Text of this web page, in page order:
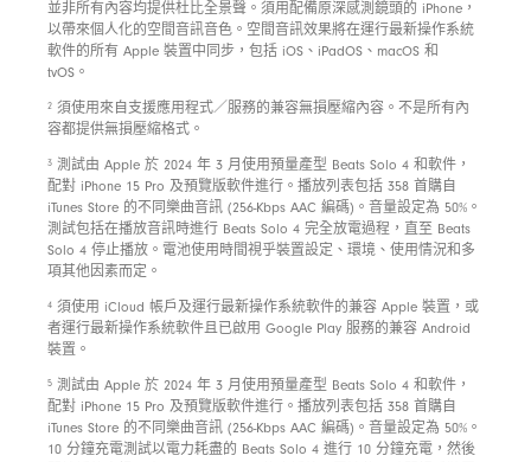
並非所有內容均提供杜比全景聲。須用配備原深感測鏡頭的 iPhone，
以帶來個人化的空間音訊音色。空間音訊效果將在運行最新操作系統
軟件的所有 Apple 裝置中同步，包括 iOS、iPadOS、macOS 和
tvOS。
2 須使用來自支援應用程式／服務的兼容無損壓縮內容。不是所有內
容都提供無損壓縮格式。
3 測試由 Apple 於 2024 年 3 月使用預量產型 Beats Solo 4 和軟件，
配對 iPhone 15 Pro 及預覽版軟件進行。播放列表包括 358 首購自
iTunes Store 的不同樂曲音訊 (256-Kbps AAC 編碼)。音量設定為 50%。
測試包括在播放音訊時進行 Beats Solo 4 完全放電過程，直至 Beats
Solo 4 停止播放。電池使用時間視乎裝置設定、環境、使用情況和多
項其他因素而定。
4 須使用 iCloud 帳戶及運行最新操作系統軟件的兼容 Apple 裝置，或
者運行最新操作系統軟件且已啟用 Google Play 服務的兼容 Android
裝置。
5 測試由 Apple 於 2024 年 3 月使用預量產型 Beats Solo 4 和軟件，
配對 iPhone 15 Pro 及預覽版軟件進行。播放列表包括 358 首購自
iTunes Store 的不同樂曲音訊 (256-Kbps AAC 編碼)。音量設定為 50%。
10 分鐘充電測試以電力耗盡的 Beats Solo 4 進行 10 分鐘充電，然後